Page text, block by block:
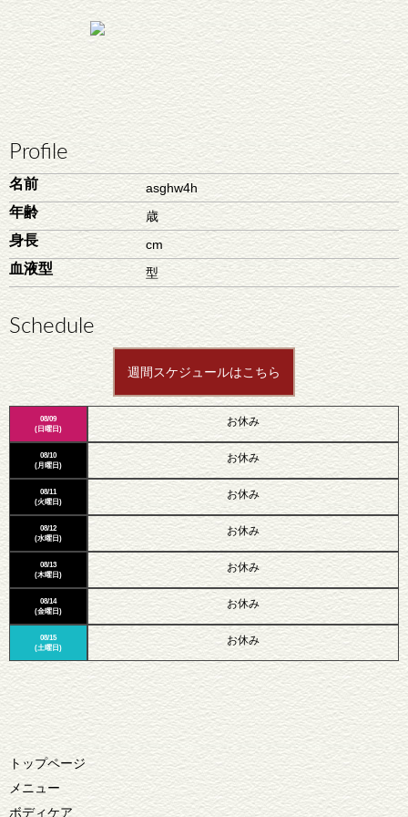
Profile
名前 asghw4h
年齢 歳
身長 cm
血液型 型
Schedule
週間スケジュールはこちら
08/09
(日曜日)
08/10
(月曜日)
08/11
(火曜日)
08/12
(水曜日)
08/13
(木曜日)
08/14
(金曜日)
08/15
(土曜日)
お休み
お休み
お休み
お休み
お休み
お休み
お休み
トップページ
メニュー
ボディケア